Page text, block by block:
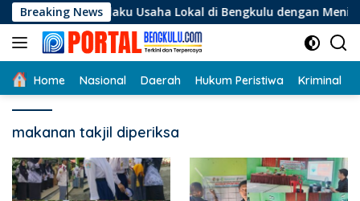
Langsung
ke
konten
Breaking News
Pelaku Usaha Lokal di Bengkulu dengan Meningkatkan
Home Nasional Daerah Hukum Peristiwa Kriminal
makanan takjil diperiksa